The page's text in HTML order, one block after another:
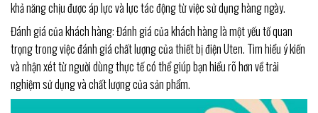
khả năng chịu được áp lực và lực tác động từ việc sử dụng hàng ngày.
Đánh giá của khách hàng: Đánh giá của khách hàng là một yếu tố quan
trọng trong việc đánh giá chất lượng của thiết bị điện Uten. Tìm hiểu ý kiến
và nhận xét từ người dùng thực tế có thể giúp bạn hiểu rõ hơn về trải
nghiệm sử dụng và chất lượng của sản phẩm.